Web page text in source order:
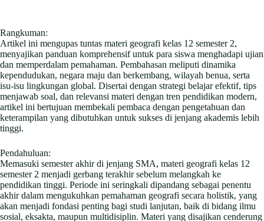
Rangkuman:
Artikel ini mengupas tuntas materi geografi kelas 12 semester 2,
menyajikan panduan komprehensif untuk para siswa menghadapi ujian
dan memperdalam pemahaman. Pembahasan meliputi dinamika
kependudukan, negara maju dan berkembang, wilayah benua, serta
isu-isu lingkungan global. Disertai dengan strategi belajar efektif, tips
menjawab soal, dan relevansi materi dengan tren pendidikan modern,
artikel ini bertujuan membekali pembaca dengan pengetahuan dan
keterampilan yang dibutuhkan untuk sukses di jenjang akademis lebih
tinggi.
Pendahuluan:
Memasuki semester akhir di jenjang SMA, materi geografi kelas 12
semester 2 menjadi gerbang terakhir sebelum melangkah ke
pendidikan tinggi. Periode ini seringkali dipandang sebagai penentu
akhir dalam mengukuhkan pemahaman geografi secara holistik, yang
akan menjadi fondasi penting bagi studi lanjutan, baik di bidang ilmu
sosial, eksakta, maupun multidisiplin. Materi yang disajikan cenderung